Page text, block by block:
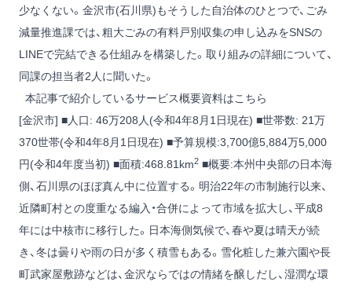
少なくない。金沢市(石川県)もそうした自治体のひとつで、ごみ
減量推進課では、粗大ごみの有料戸別収集の申し込みをSNSの
LINEで完結できる仕組みを構築した。取り組みの詳細について、
同課の担当者2人に聞いた。
本記事で紹介しているサービス概要資料はこちら
[金沢市] ■人口: 46万208人(令和4年8月1日現在) ■世帯数: 21万
370世帯(令和4年8月1日現在) ■予算規模:3,700億5,884万5,000
円(令和4年度当初) ■面積:468.81km2 ■概要:本州中央部の日本海
側、石川県のほぼ真ん中に位置する。明治22年の市制施行以来、
近隣町村との度重なる編入・合併によって市域を拡大し、平成8
年には中核市に移行した。日本海側気候で、春や夏は晴天が続
き、冬は曇りや雨の日が多く積雪もある。雪化粧した兼六園や長
町武家屋敷跡などは、金沢ならではの情緒を醸しだし、湿潤な環